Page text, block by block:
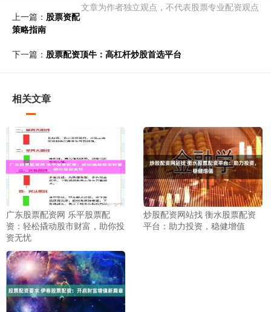
文章为作者独立观点，不代表股票专业配资观点
上一篇： 股票资配
策略指南
下一篇： 股票配资顶牛：高杠杆炒股首选平台
相关文章
广东股票配资网 乐平股票配
资：轻松撬动股市财富，助你投
资无忧
炒股配资网站找 衡水股票配资
平台：助力投资，稳健增值